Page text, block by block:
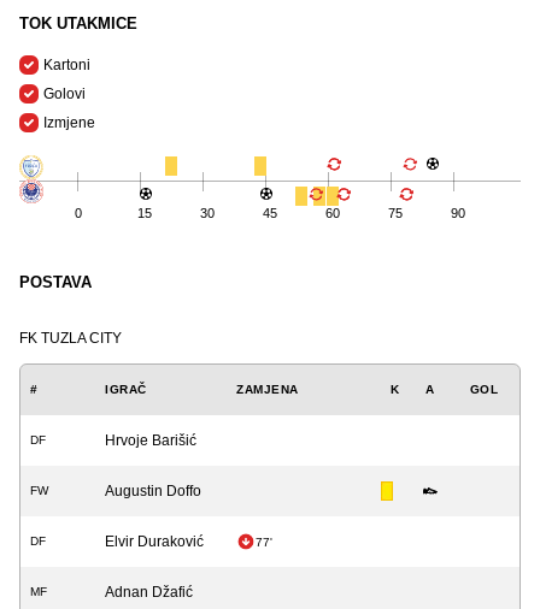
TOK UTAKMICE
Kartoni
Golovi
Izmjene
0 15 30 45 60 75 90
POSTAVA
FK TUZLA CITY
# IGRAČ ZAMJENA K A GOL
DF Hrvoje Barišić
FW Augustin Doffo
DF Elvir Duraković 77'
MF Adnan Džafić